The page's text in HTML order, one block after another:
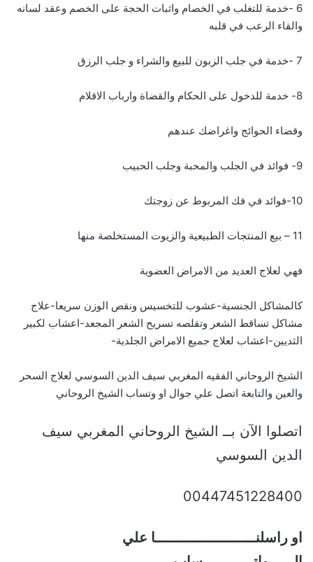
6 -خدمة للتغلب في الخصام واثبات الحجة على الخصم وعقد لسانه
والقاء الرعب في قلبه
7 -خدمة في جلب الزبون للبيع والشراء و جلب الرزق
8- خدمة للدخول على الحكام والقضاة وارباب الاقلام
وقضاء الحوائج واغراضك عندهم
9- فوائد في الجلب والمحبة وجلب الحبيب
10-فوائد في فك المربوط عن زوجتك
11 – بيع المنتجات الطبيعية والزيوت المستخلصة منها
فهي لعلاج العديد من الامراض العضوية
كالمشاكل الجنسية-عشوب للتخسيس ونقص الوزن سريعا-علاج
مشاكل تساقط الشعر وتقلصه تسريح الشعر المجعد-اعشاب لكبير
الثديين-اعشاب لعلاج جميع الامراض الجلدية-
الشيخ الروحاني الفقيه المغربي سيف الدين السوسي لعلاج السحر
والعين والتابعة اتصل علي جوال او وتساب الشيخ الروحاني
اتصلوا الآن بــ الشيخ الروحاني المغربي سيف
الدين السوسي
00447451228400
او راسلنــــــــــــــــــــــــا علي